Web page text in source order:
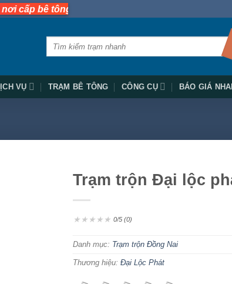
bê tông tươi nhanh nhất miền Nam 🚚
VỤ TRẠM BÊ TÔNG CÔNG CỤ BÁO GIÁ
Trạm trộn Đại lộc
★ ★ ★ ★ ★ 0/5 (0)
Danh mục: Trạm trộn Đồng Nai
Thương hiệu: Đại Lộc Phát